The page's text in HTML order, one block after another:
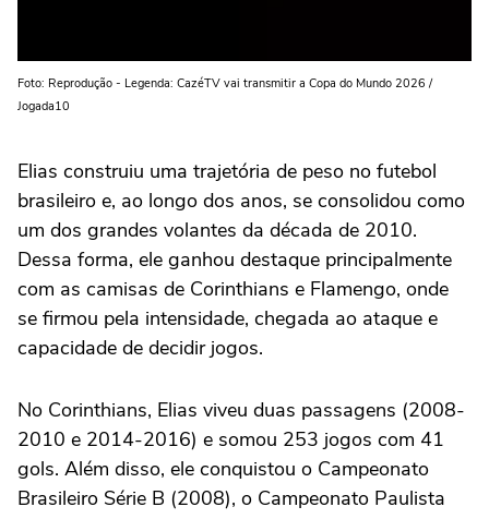
Foto: Reprodução - Legenda: CazéTV vai transmitir a Copa do Mundo 2026 /
Jogada10
Elias construiu uma trajetória de peso no futebol
brasileiro e, ao longo dos anos, se consolidou como
um dos grandes volantes da década de 2010.
Dessa forma, ele ganhou destaque principalmente
com as camisas de Corinthians e Flamengo, onde
se firmou pela intensidade, chegada ao ataque e
capacidade de decidir jogos.
No Corinthians, Elias viveu duas passagens (2008-
2010 e 2014-2016) e somou 253 jogos com 41
gols. Além disso, ele conquistou o Campeonato
Brasileiro Série B (2008), o Campeonato Paulista